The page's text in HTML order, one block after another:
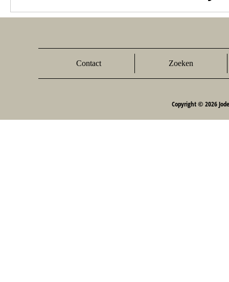
Contact Zoeken
Copyright © 2026